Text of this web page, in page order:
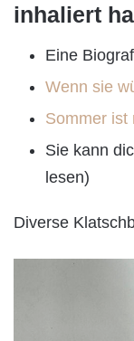
inhaliert
Eine
Wenn sie
Sommer ist
Sie kann
lesen)
Diverse